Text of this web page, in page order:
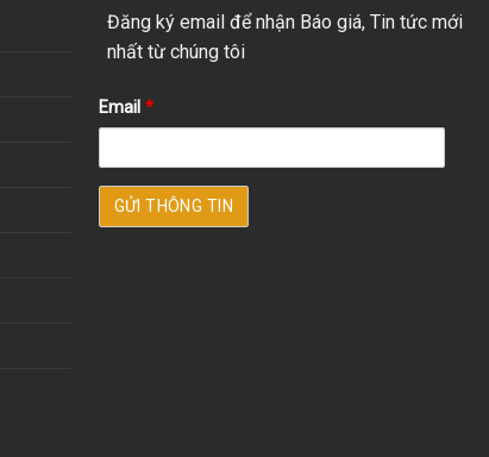
Đăng ký email để nhận Báo giá, Tin tức mới
nhất từ chúng tôi
Email *